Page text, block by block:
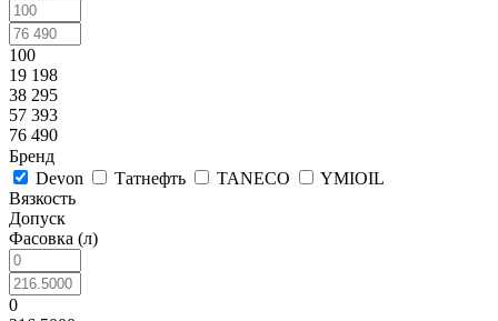
100
19 198
38 295
57 393
76 490
Бренд
Devon
Татнефть TANECO
YMIOIL
Вязкость
Допуск
Фасовка (л)
0